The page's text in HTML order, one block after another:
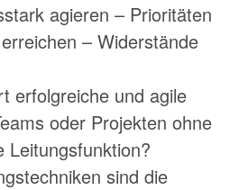
agieren – Prioritäten
– Widerstände
erfolgreiche und agile
oder Projekten ohne
Leitungsfunktion?
sind die